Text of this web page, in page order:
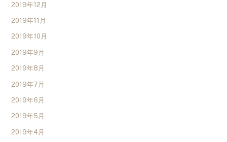
2019年12月
2019年11月
2019年10月
2019年9月
2019年8月
2019年7月
2019年6月
2019年5月
2019年4月